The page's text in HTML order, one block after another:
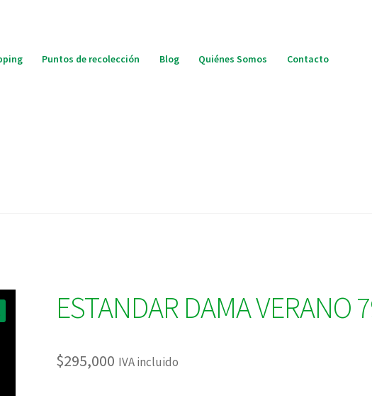
Puntos de recolección Blog Quiénes Somos Contacto
ESTANDAR DAMA VERANO
$295,000 IVA incluido